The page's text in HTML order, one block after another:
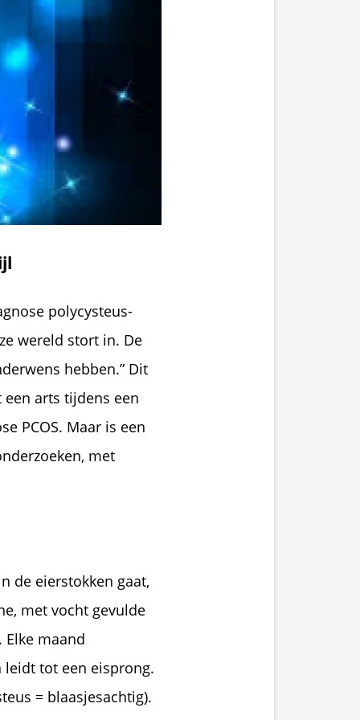
polycysteus-
wereld stort in. De
hebben.” Dit
arts tijdens een
PCOS. Maar is een
met
de eierstokken gaat,
met vocht gevulde
maand
tot een eisprong.
= blaasjesachtig).